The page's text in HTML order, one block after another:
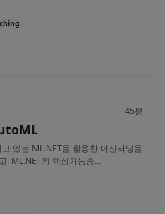
45분
있는 ML.NET을 활용한 머신러닝을
, ML.NET의 핵심기능중...